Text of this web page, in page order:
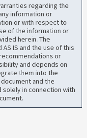
regarding the
information or
or with respect to
of the information or
herein. The
IS and the use of this
or
and depends on
them into the
and the
in connection with